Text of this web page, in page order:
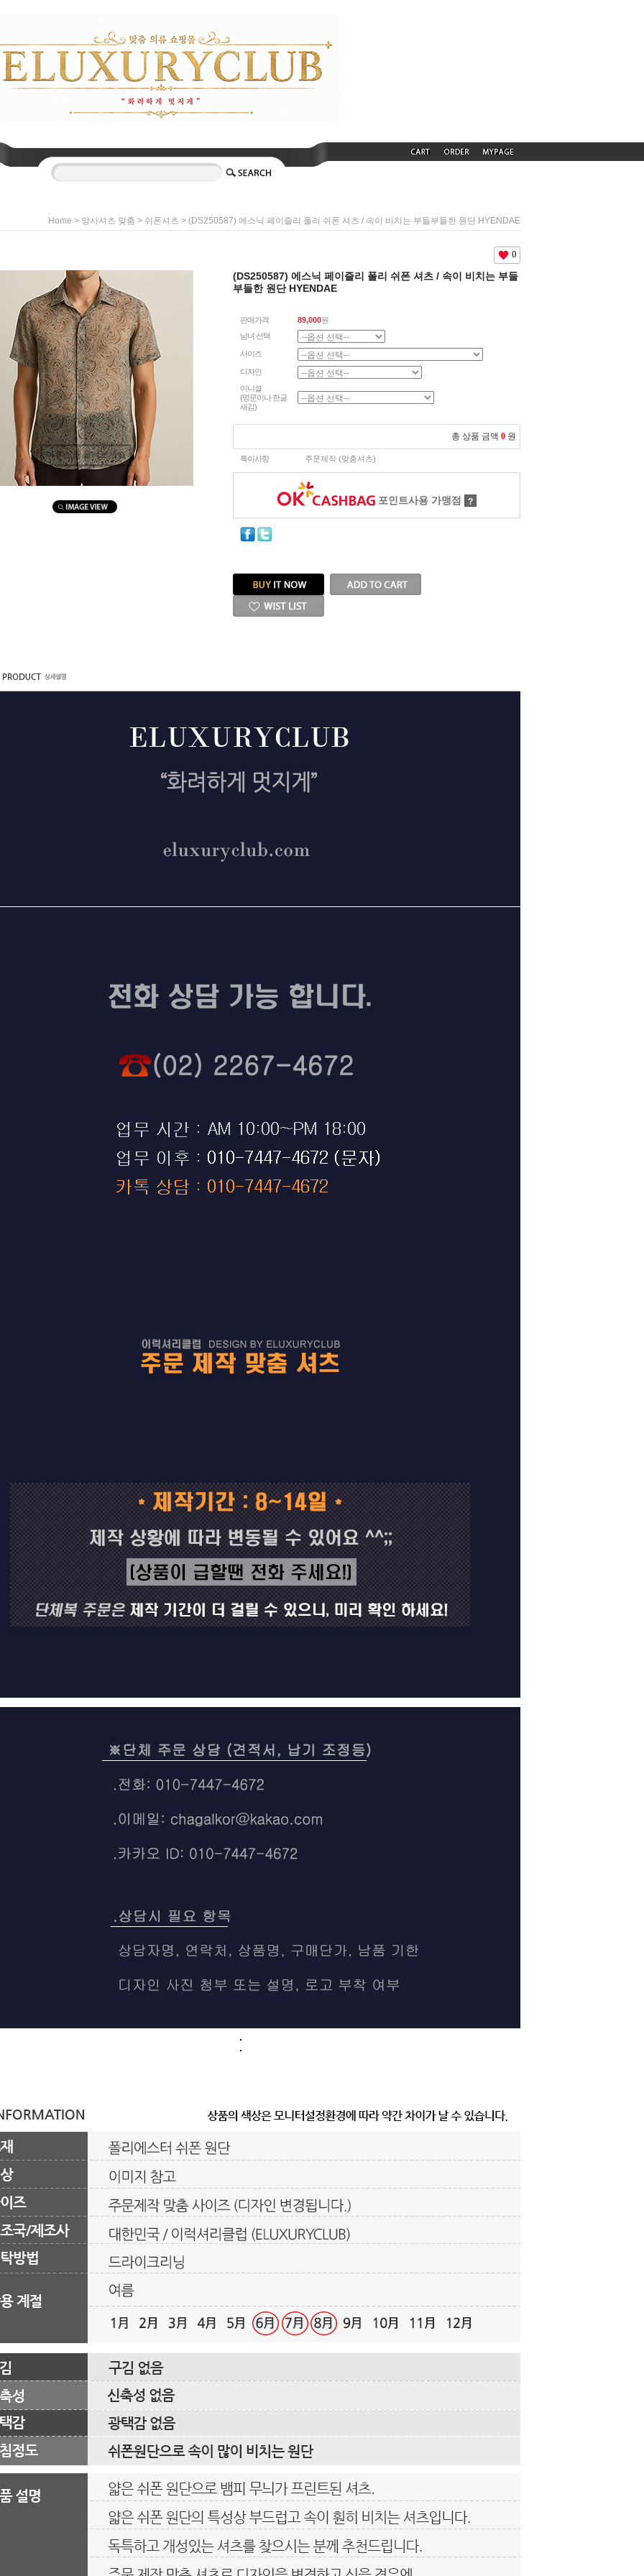
Home > 망사셔츠 맞춤 > 쉬폰셔츠 > (DS250587) 에스닉 페이즐리 폴리 쉬폰 셔츠 / 속이 비치는 부들부들한 원단 HYENDAE
마우스를 올려보세요
0
(DS250587) 에스닉 페이즐리 폴리 쉬폰 셔츠 / 속이 비치는 부들
부들한 원단 HYENDAE
판매가격 89,000원
남녀 선택
사이즈
디자인
이니셜
(영문이나 한글
새김)
총 상품 금액 0 원
특이사항 주문제작 (맞춤셔츠)
포인트사용 가맹점 ?